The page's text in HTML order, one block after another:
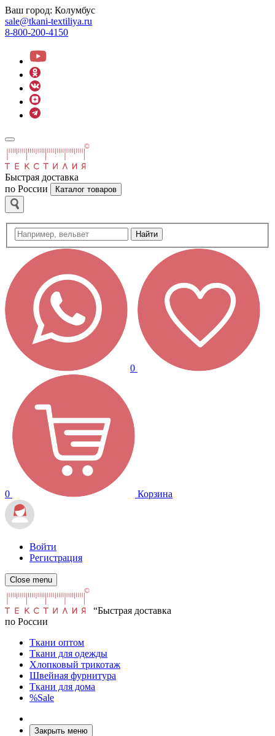
Ваш город: Колумбус
sale@tkani-textiliya.ru
8-800-200-4150
Быстрая доставка
по России
Каталог товаров
Найти
0
0 Корзина
Войти
Регистрация
Close menu
“Быстрая доставка
по России
Ткани оптом
Ткани для одежды
Хлопковый трикотаж
Швейная фурнитура
Ткани для дома
%Sale
Закрыть меню